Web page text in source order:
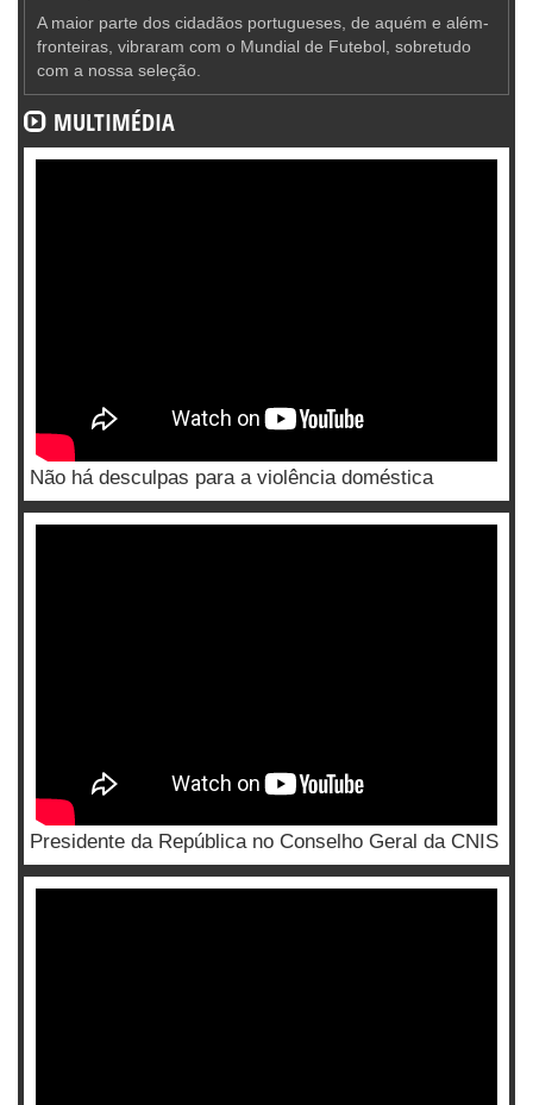
A maior parte dos cidadãos portugueses, de aquém e além-
fronteiras, vibraram com o Mundial de Futebol, sobretudo
com a nossa seleção.
MULTIMÉDIA
Não há desculpas para a violência doméstica
Presidente da República no Conselho Geral da CNIS